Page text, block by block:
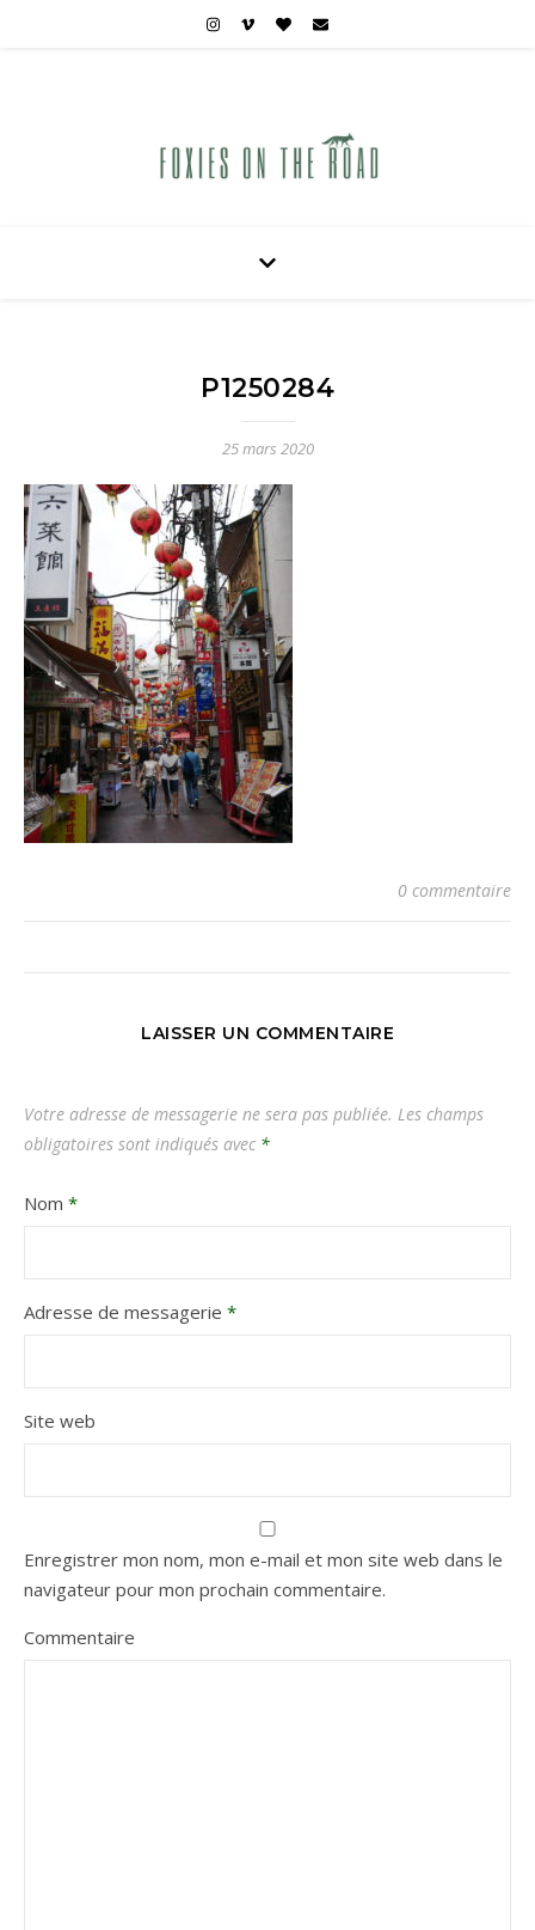
P1250284
25 mars 2020
0 commentaire
LAISSER UN COMMENTAIRE
Votre adresse de messagerie ne sera pas publiée. Les champs
obligatoires sont indiqués avec *
Nom *
Adresse de messagerie *
Site web
Enregistrer mon nom, mon e-mail et mon site web dans le
navigateur pour mon prochain commentaire.
Commentaire